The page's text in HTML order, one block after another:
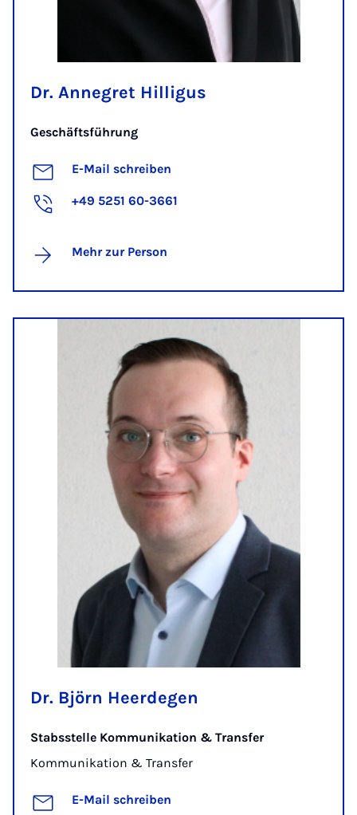
Dr. Annegret Hilligus
Geschäftsführung
E-Mail schreiben
+49 5251 60-3661
Mehr zur Person
Dr. Björn Heerdegen
Stabsstelle Kommunikation & Transfer
Kommunikation & Transfer
E-Mail schreiben